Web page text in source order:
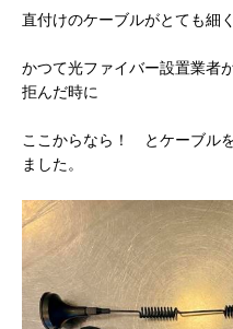
直付けのケーブルがとても細
かつて光ファイバー設置業者
拒んだ時に
ここからなら！ とケーブル
ました。